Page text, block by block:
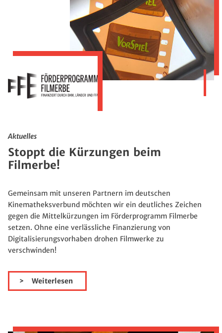
Aktuelles
Stoppt die Kürzungen beim
Filmerbe!
Gemeinsam mit unseren Partnern im deutschen
Kinematheksverbund möchten wir ein deutliches Zeichen
gegen die Mittelkürzungen im Förderprogramm Filmerbe
setzen. Ohne eine verlässliche Finanzierung von
Digitalisierungsvorhaben drohen Filmwerke zu
verschwinden!
Weiterlesen